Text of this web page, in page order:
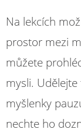
Na lekcích
prostor mezi
můžete
mysli.
myšlenky
nechte ho